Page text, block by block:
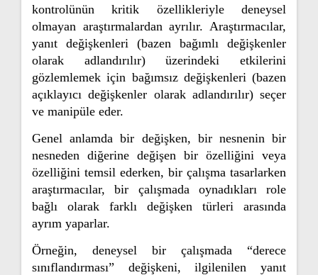
kontrolünün kritik özellikleriyle deneysel
olmayan araştırmalardan ayrılır. Araştırmacılar,
yanıt değişkenleri (bazen bağımlı değişkenler
olarak adlandırılır) üzerindeki etkilerini
gözlemlemek için bağımsız değişkenleri (bazen
açıklayıcı değişkenler olarak adlandırılır) seçer
ve manipüle eder.
Genel anlamda bir değişken, bir nesnenin bir
nesneden diğerine değişen bir özelliğini veya
özelliğini temsil ederken, bir çalışma tasarlarken
araştırmacılar, bir çalışmada oynadıkları role
bağlı olarak farklı değişken türleri arasında
ayrım yaparlar.
Örneğin, deneysel bir çalışmada “derece
sınıflandırması” değişkeni, ilgilenilen yanıt